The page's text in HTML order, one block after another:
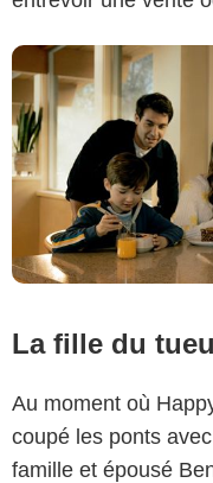
La fille du
Au moment où
coupé les ponts
famille et épousé